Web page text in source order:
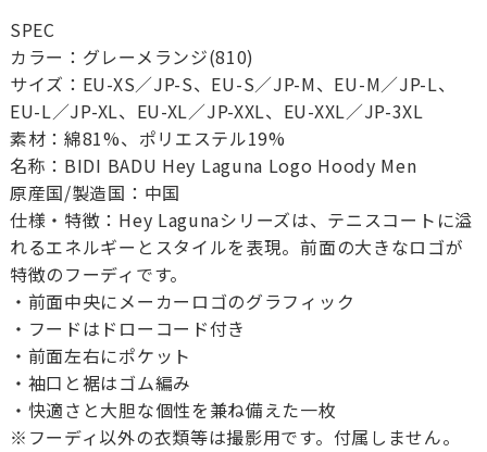
SPEC
カラー：グレーメランジ(810)
サイズ：EU-XS／JP-S、EU-S／JP-M、EU-M／JP-L、
EU-L／JP-XL、EU-XL／JP-XXL、EU-XXL／JP-3XL
素材：綿81%、ポリエステル19%
名称：BIDI BADU Hey Laguna Logo Hoody Men
原産国/製造国：中国
仕様・特徴：Hey Lagunaシリーズは、テニスコートに溢
れるエネルギーとスタイルを表現。前面の大きなロゴが
特徴のフーディです。
・前面中央にメーカーロゴのグラフィック
・フードはドローコード付き
・前面左右にポケット
・袖口と裾はゴム編み
・快適さと大胆な個性を兼ね備えた一枚
※フーディ以外の衣類等は撮影用です。付属しません。